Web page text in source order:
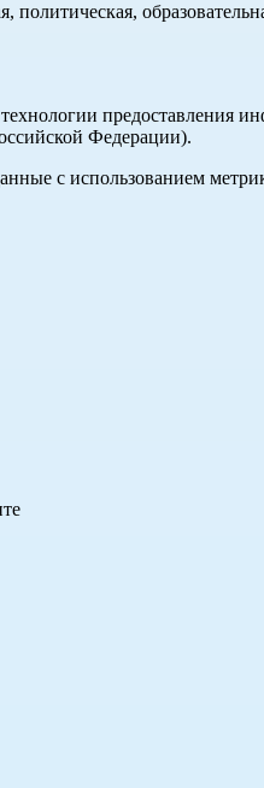
предоставления
Федерации).
с использованием